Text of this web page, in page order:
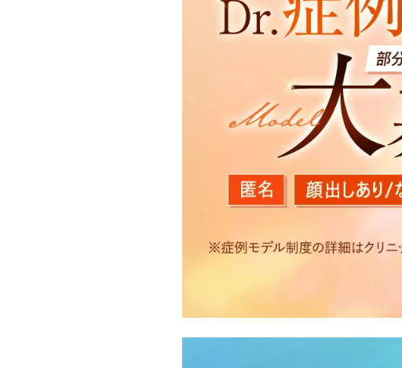
患者様の同意を得た上で、以下の
から取得し、TCBグループが既に
・患者様の閲覧履歴、端末等の情報
【利用目的】
TCBグループは取得情報を以下の
・クリニックの来院予約、医療サ
のサービス提供のため
・医療サービスの提供に関する他
・サービス向上を目的とした医療
・Cookie等の技術を用いたアクセ
・閲覧記録等から趣味・嗜好を分析